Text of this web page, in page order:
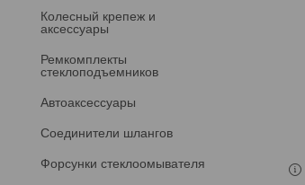
Колесный крепеж и
аксессуары
Ремкомплекты
стеклоподъемников
Автоаксессуары
Соединители шлангов
Форсунки стеклоомывателя